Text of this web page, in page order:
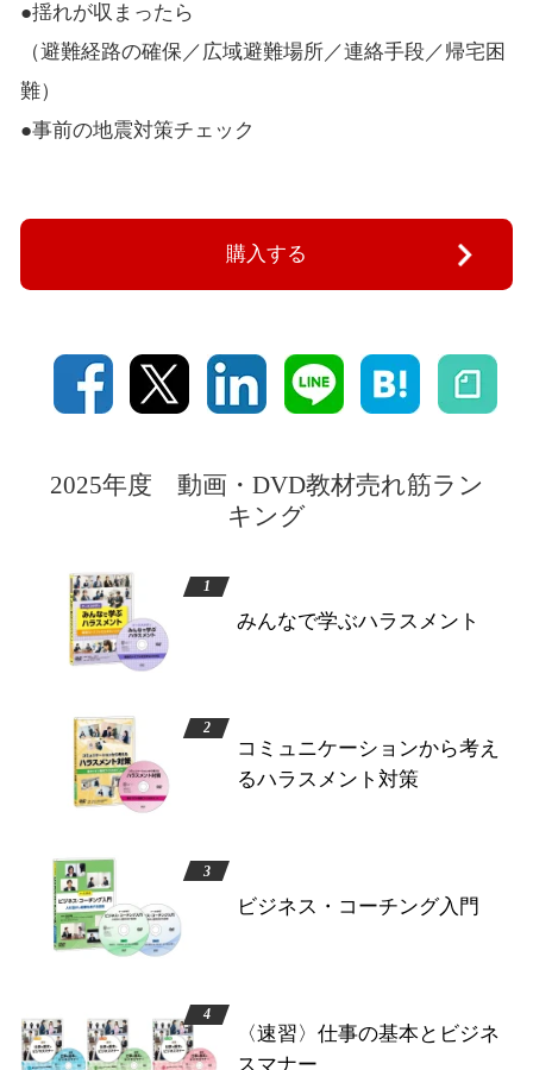
●揺れが収まったら
（避難経路の確保／広域避難場所／連絡手段／帰宅困
難）
●事前の地震対策チェック
購入する
2025年度 動画・DVD教材売れ筋ラン
キング
みんなで学ぶハラスメント
コミュニケーションから考え
るハラスメント対策
ビジネス・コーチング入門
〈速習〉仕事の基本とビジネ
スマナー